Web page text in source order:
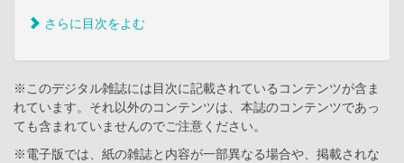
さらに目次をよむ
※このデジタル雑誌には目次に記載されているコンテンツが含ま
れています。それ以外のコンテンツは、本誌のコンテンツであっ
ても含まれていませんのでご注意ください。
※電子版では、紙の雑誌と内容が一部異なる場合や、掲載されな